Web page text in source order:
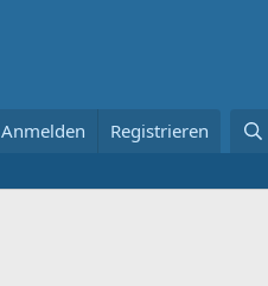
Anmelden Registrieren